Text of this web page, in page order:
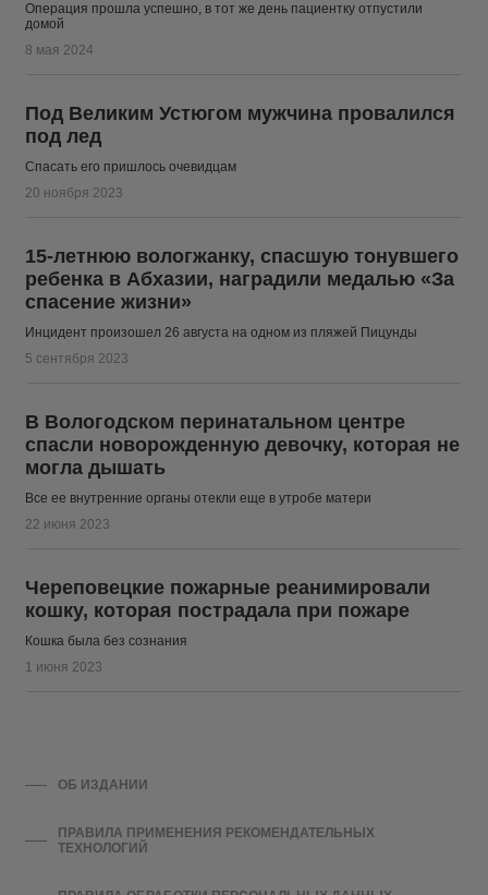
Операция прошла успешно, в тот же день пациентку отпустили
домой
8 мая 2024
Под Великим Устюгом мужчина провалился
под лед
Спасать его пришлось очевидцам
20 ноября 2023
15-летнюю вологжанку, спасшую тонувшего
ребенка в Абхазии, наградили медалью «За
спасение жизни»
Инцидент произошел 26 августа на одном из пляжей Пицунды
5 сентября 2023
В Вологодском перинатальном центре
спасли новорожденную девочку, которая не
могла дышать
Все ее внутренние органы отекли еще в утробе матери
22 июня 2023
Череповецкие пожарные реанимировали
кошку, которая пострадала при пожаре
Кошка была без сознания
1 июня 2023
ОБ ИЗДАНИИ
ПРАВИЛА ПРИМЕНЕНИЯ РЕКОМЕНДАТЕЛЬНЫХ
ТЕХНОЛОГИЙ